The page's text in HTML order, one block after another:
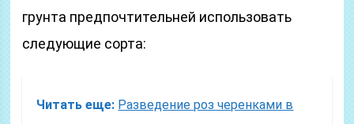
грунта предпочтительней использовать
следующие сорта:
Читать еще: Разведение роз черенками в